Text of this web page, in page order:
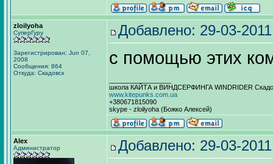
zloilyoha
СуперГуру
Зарегистрирован: Jun 07,
2008
Сообщения: 864
Откуда: Скадовск
Добавлено: 29-03-
с помощью этих
школа КАЙТА и ВИНДСЕРФИНГА WINDRIDER
www.kitepunks.com.ua
+380671815090
skype - zloilyoha (Божко Алексей)
Alex
Администратор Добавлено: 29-03-